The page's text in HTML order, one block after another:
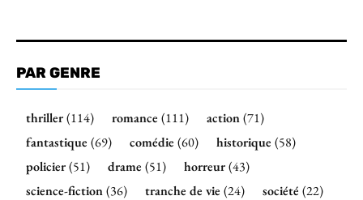
PAR GENRE
thriller(114) romance (111) action(71)
fantastique (69) comédie (60) historique (58)
policier(51) drame (51) horreur(43)
science-fiction(36) tranche de vie (24) société (22)